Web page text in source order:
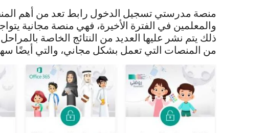
منصة مدرستي تسجيل الدخول رابط تعد من أهم
والمعلمين في الفترة الأخيرة، فهي منصة مجانية
ذلك يتم نشر عليها العديد من النتائج الخاصة
من المنصات التي تعمل بشكل مجاني، والتي أيضًا